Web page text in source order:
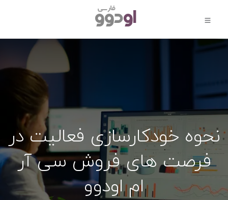
نحوه خودکارسازی فعالیت‌ در
فرصت های فروش سی آر
ام اودوو